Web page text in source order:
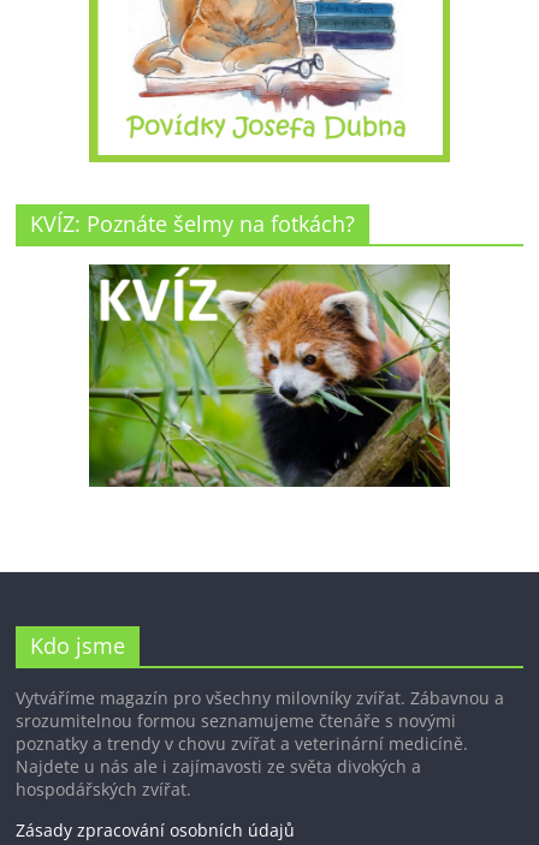
KVÍZ: Poznáte šelmy na fotkách?
Kdo jsme
Vytváříme magazín pro všechny milovníky zvířat. Zábavnou a
srozumitelnou formou seznamujeme čtenáře s novými
poznatky a trendy v chovu zvířat a veterinární medicíně.
Najdete u nás ale i zajímavosti ze světa divokých a
hospodářských zvířat.
Zásady zpracování osobních údajů